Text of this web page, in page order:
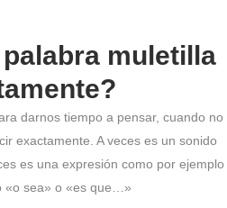
muletilla
darnos tiempo a pensar, cuando no
exactamente. A veces es un sonido
es una expresión como por ejemplo
«o sea» o «es que…»